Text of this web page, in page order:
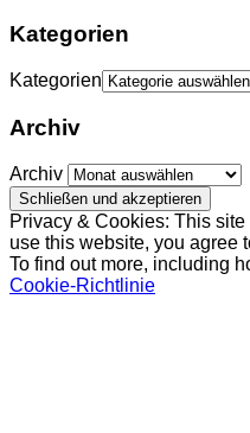
Kategorien
Kategorien
Archiv
Archiv
Privacy & Cookies: This
use this website, you agree
To find out more, including
Cookie-Richtlinie